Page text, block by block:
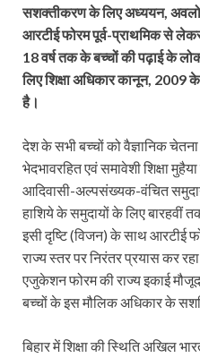
सशक्तीकरण के लिए अध्ययन,
आरटीई फोरम पूर्व-प्राथमिक से
18 वर्ष तक के बच्चों की पढ़ाई के
लिए शिक्षा अधिकार कानून, 2009
है।
देश के सभी बच्चों को वैज्ञानिक
भेदभावरहित एवं समावेशी शिक्षा
आदिवासी-अल्पसंख्यक-वंचित
हाशिये के समुदायों के लिए बारहवीं
इसी दृष्टि (विजन) के साथ आरटीई
राज्य स्तर पर निरंतर प्रयास कर
एजुकेशन फोरम की राज्य इकाई
बच्चों के इस मौलिक अधिकार के
बिहार में शिक्षा की स्थिति अखिल